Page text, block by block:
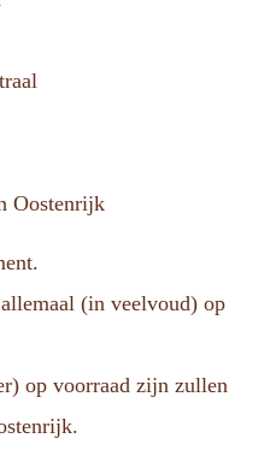
Oostenrijk
(in veelvoud) op
op voorraad zijn zullen